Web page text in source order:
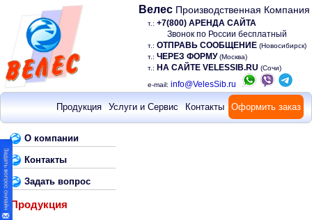
Велес Производственная Компания
т.: +7(800) АРЕНДА САЙТА
Звонок по России бесплатный
т.: ОТПРАВЬ СООБЩЕНИЕ (Новосибирск)
т.: ЧЕРЕЗ ФОРМУ (Москва)
т.: НА САЙТЕ VELESSIB.RU (Сочи)
e-mail: info@VelesSib.ru
Продукция Услуги и Сервис Контакты Оформить заказ
О компании
Контакты
Задать вопрос
Продукция